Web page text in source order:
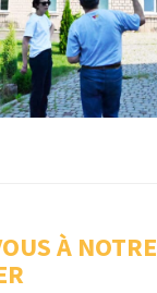
À NOTRE